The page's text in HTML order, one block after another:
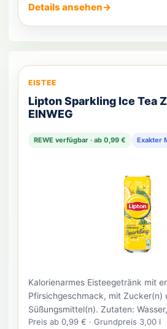
Details ansehen→
EISTEE
Lipton Sparkling Ice Tea
EINWEG
REWE verfügbar · ab 0,99 € Exakter
Kalorienarmes Eisteegetränk mit
Pfirsichgeschmack, mit Zucker(n)
Süßungsmittel(n). Zutaten:
Kohlensäure, Fruktose,
Preis ab 0,99 € ·Grundpreis 3,00 l